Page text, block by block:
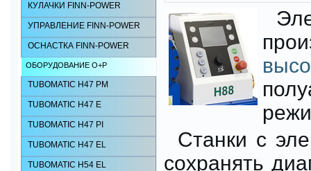
КУЛАЧКИ FINN-POWER
УПРАВЛЕНИЕ FINN-POWER
ОСНАСТКА FINN-POWER
ОБОРУДОВАНИЕ О+Р
TUBOMATIC H47 РМ
TUBOMATIC H47 E
TUBOMATIC H47 PI
TUBOMATIC H47 EL
TUBOMATIC H54 EL
Станки с
сохранять